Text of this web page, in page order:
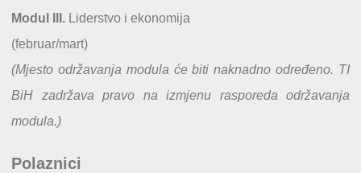
Modul III. Liderstvo i ekonomija
(februar/mart)
(Mjesto održavanja modula će biti naknadno određeno. TI
BiH zadržava pravo na izmjenu rasporeda održavanja
modula.)
Polaznici